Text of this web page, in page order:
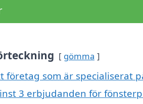
gömma
företag som är specialiserat
3 erbjudanden för